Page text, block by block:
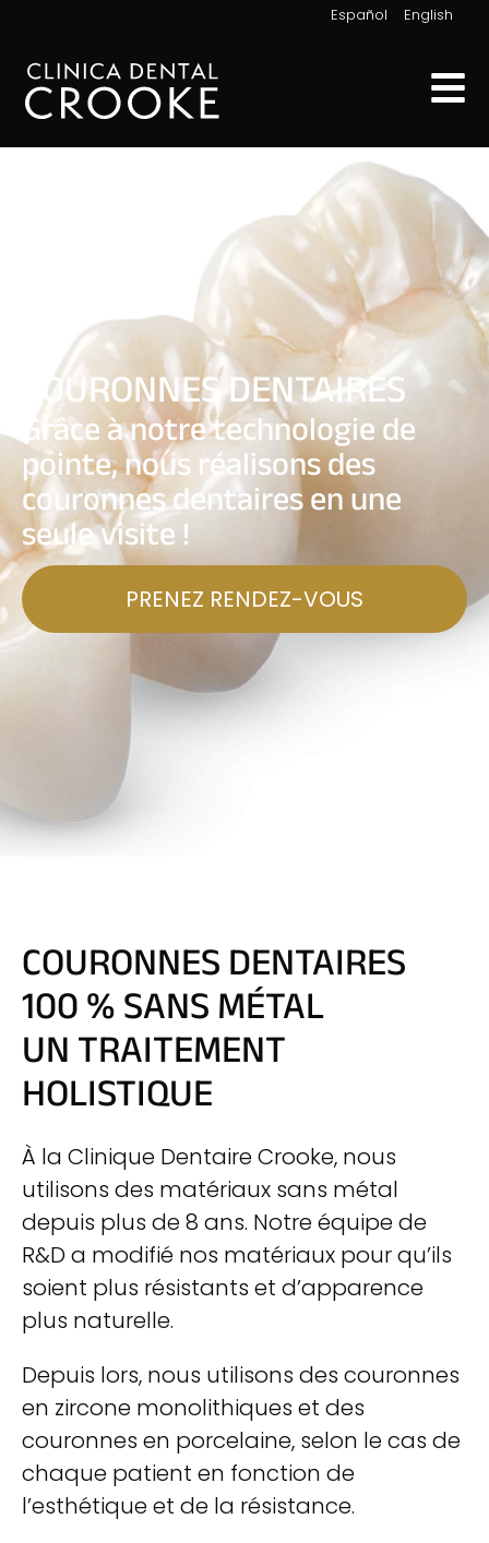
Español English
COURONNES DENTAIRES
Grâce à notre technologie de
pointe, nous réalisons des
couronnes dentaires en une
seule visite !
PRENEZ RENDEZ-VOUS
COURONNES DENTAIRES
100 % SANS MÉTAL
UN TRAITEMENT
HOLISTIQUE
À la Clinique Dentaire Crooke, nous
utilisons des matériaux sans métal
depuis plus de 8 ans. Notre équipe de
R&D a modifié nos matériaux pour qu’ils
soient plus résistants et d’apparence
plus naturelle.
Depuis lors, nous utilisons des couronnes
en zircone monolithiques et des
couronnes en porcelaine, selon le cas de
chaque patient en fonction de
l’esthétique et de la résistance.